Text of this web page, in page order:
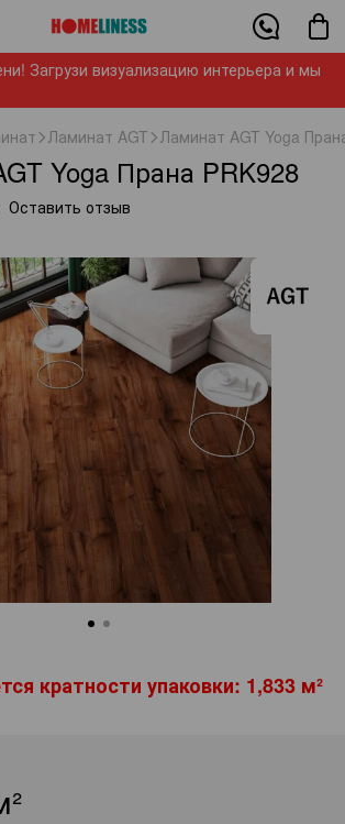
Загрузи визуализацию интерьера и мы
Ламинат AGT Ламинат AGT Yoga
Yoga Прана PRK928
Оставить отзыв
кратности упаковки: 1,833 м²